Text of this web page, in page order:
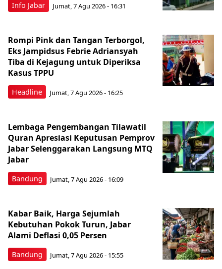
Info Jabar Jumat, 7 Agu 2026 - 16:31
Headline
Rompi Pink dan Tangan Terborgol,
Eks Jampidsus Febrie Adriansyah
Tiba di Kejagung untuk Diperiksa
Kasus TPPU
Jumat, 7 Agu 2026 - 16:25
Bandung
Lembaga Pengembangan Tilawatil
Quran Apresiasi Keputusan Pemprov
Jabar Selenggarakan Langsung MTQ
Jabar
Jumat, 7 Agu 2026 - 16:09
Bandung
Kabar Baik, Harga Sejumlah
Kebutuhan Pokok Turun, Jabar
Alami Deflasi 0,05 Persen
Jumat, 7 Agu 2026 - 15:55